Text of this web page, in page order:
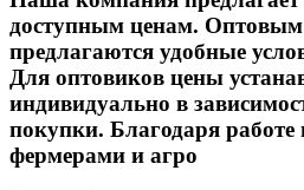
доступным ценам.
предлагаются удобные
Для оптовиков цены
индивидуально в
покупки. Благодаря работе
фермерами и агро